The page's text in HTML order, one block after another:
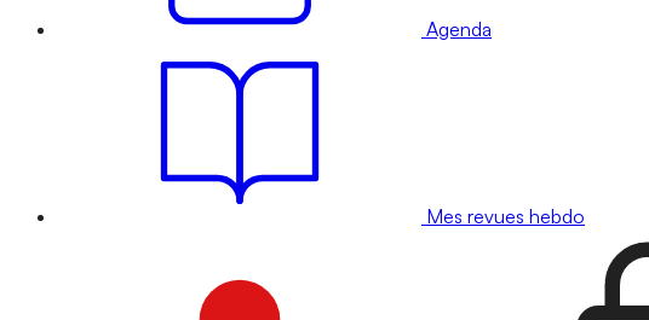
Agenda
Mes revues hebdo